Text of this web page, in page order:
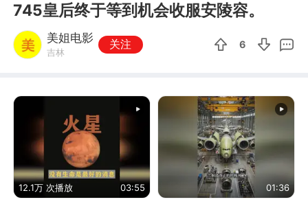
745皇后终于等到机会收服安陵容。
美姐电影
吉林
关注 6
12.1万 次播放 03:55 01:36